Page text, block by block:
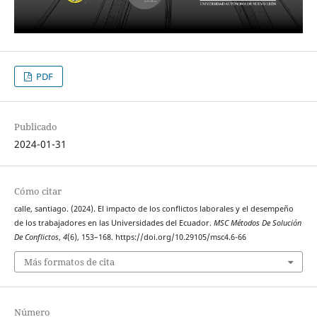
PDF
Publicado
2024-01-31
Cómo citar
calle, santiago. (2024). El impacto de los conflictos laborales y el desempeño
de los trabajadores en las Universidades del Ecuador. MSC Métodos De Solución
De Conflictos, 4(6), 153–168. https://doi.org/10.29105/msc4.6-66
Más formatos de cita
Número